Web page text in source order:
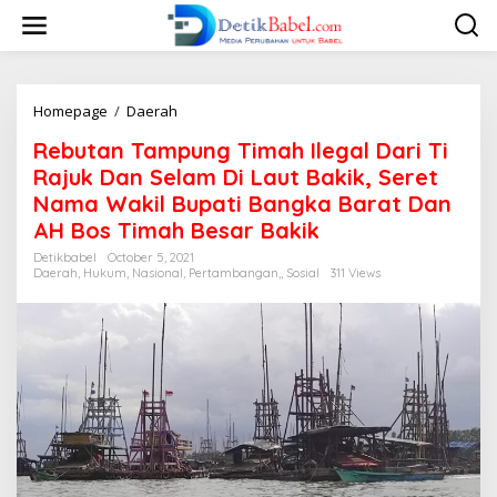
i
Homepage / Daerah
b
u
t
a
n
T
a
p
m
a
h
I
Rebutan Tampung Timah Ilegal Dari Ti
Rajuk Dan Selam Di Laut Bakik, Seret
Nama Wakil Bupati Bangka Barat Dan
AH Bos Timah Besar Bakik
Detikbabel
October 5, 2021
Daerah, Hukum, Nasional, Pertambangan,, Sosial 311 Views